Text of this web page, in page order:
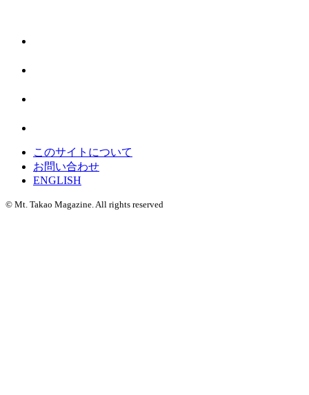
このサイトについて
お問い合わせ
ENGLISH
© Mt. Takao Magazine. All rights reserved